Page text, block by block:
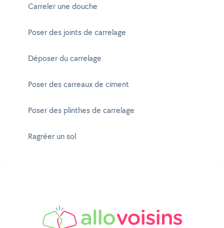
Carreler une douche
Poser des joints de carrelage
Déposer du carrelage
Poser des carreaux de ciment
Poser des plinthes de carrelage
Ragréer un sol